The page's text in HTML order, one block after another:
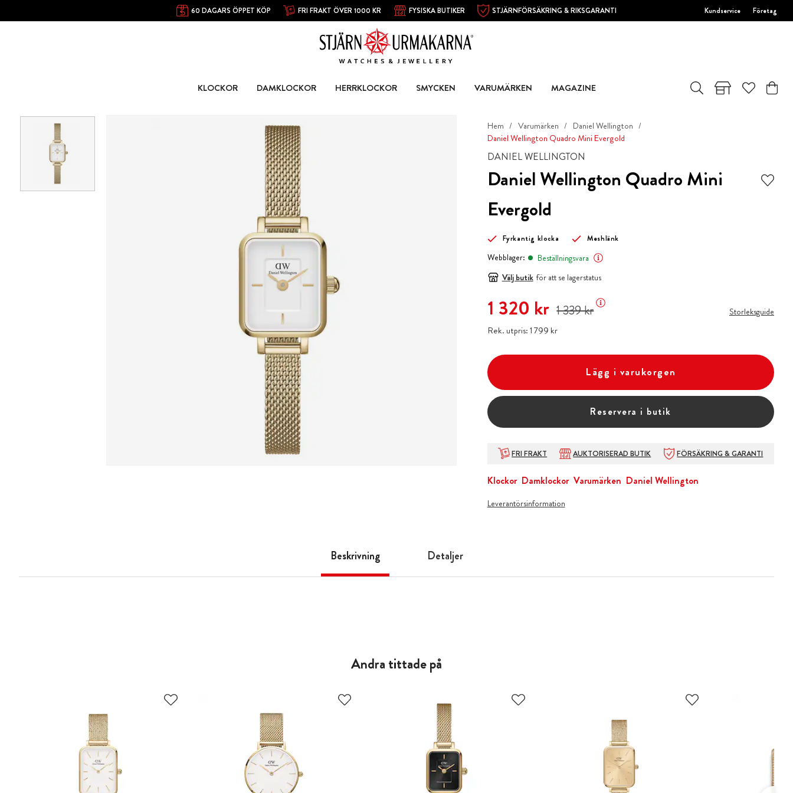
60 DAGARS ÖPPET KÖP FRI FRAKT ÖVER 1000 KR FYSISKA BUTIKER STJÄRNFÖRSÄKRING & RIKSGARANTI Kundservice Företag
KLOCKOR DAMKLOCKOR HERRKLOCKOR SMYCKEN VARUMÄRKEN MAGAZINE
Hem Varumärken
Daniel Wellington
Daniel Wellington Quadro Mini Evergold
DANIEL WELLINGTON
Daniel Wellington Quadro Mini
Evergold
Fyrkantig klocka Meshlänk
Webblager:
Beställningsvara
Välj butik för att se lagerstatus
Nuvarande pris Tidigare pris
1 320 kr 1 339 kr
Rek. utpris:Pris:1 799 kr
1 799 kr
Storleksguide
Lägg i varukorgen
Reservera i butik
FRI FRAKT AUKTORISERAD BUTIK FÖRSÄKRING & GARANTI
Klockor Damklockor Varumärken Daniel Wellington
Leverantörsinformation
Beskrivning Detaljer
Andra tittade på